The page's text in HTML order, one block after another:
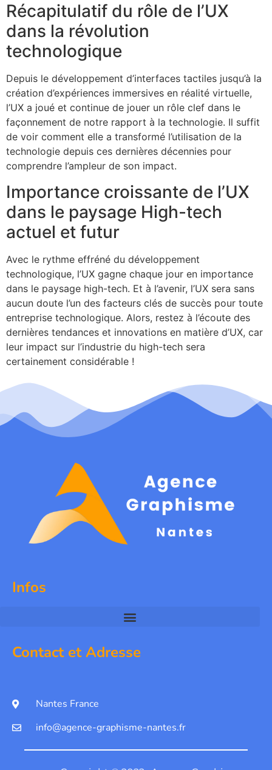
Récapitulatif du rôle de l’UX
dans la révolution
technologique
Depuis le développement d’interfaces tactiles jusqu’à la
création d’expériences immersives en réalité virtuelle,
l’UX a joué et continue de jouer un rôle clef dans le
façonnement de notre rapport à la technologie. Il suffit
de voir comment elle a transformé l’utilisation de la
technologie depuis ces dernières décennies pour
comprendre l’ampleur de son impact.
Importance croissante de l’UX
dans le paysage High-tech
actuel et futur
Avec le rythme effréné du développement
technologique, l’UX gagne chaque jour en importance
dans le paysage high-tech. Et à l’avenir, l’UX sera sans
aucun doute l’un des facteurs clés de succès pour toute
entreprise technologique. Alors, restez à l’écoute des
dernières tendances et innovations en matière d’UX, car
leur impact sur l’industrie du high-tech sera
certainement considérable !
Infos
Contact et Adresse
Nantes France
info@agence-graphisme-nantes.fr